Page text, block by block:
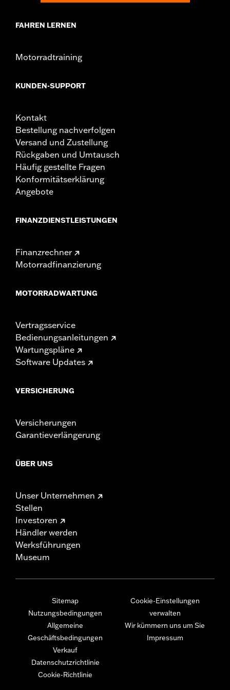
FAHREN LERNEN
Motorradtraining
KUNDEN-SUPPORT
Kontakt
Bestellung nachverfolgen
Versand und Zustellung
Rückgaben und Umtausch
Häufig gestellte Fragen
Konformitätserklärung
Angebote
FINANZDIENSTLEISTUNGEN
Finanzrechner
Motorradfinanzierung
MOTORRADWARTUNG
Vertragsservice
Bedienungsanleitungen
Wartungspläne
Software Updates
VERSICHERUNG
Versicherungen
Garantieverlängerung
ÜBER UNS
Unser Unternehmen
Stellen
Investoren
Händler werden
Werksführungen
Museum
Sitemap
Nutzungsbedingungen
Allgemeine
Geschäftsbedingungen
Verkauf
Datenschutzrichtlinie
Cookie-Richtlinie
Cookie-Einstellungen
verwalten
Wir kümmern uns um Sie
Impressum